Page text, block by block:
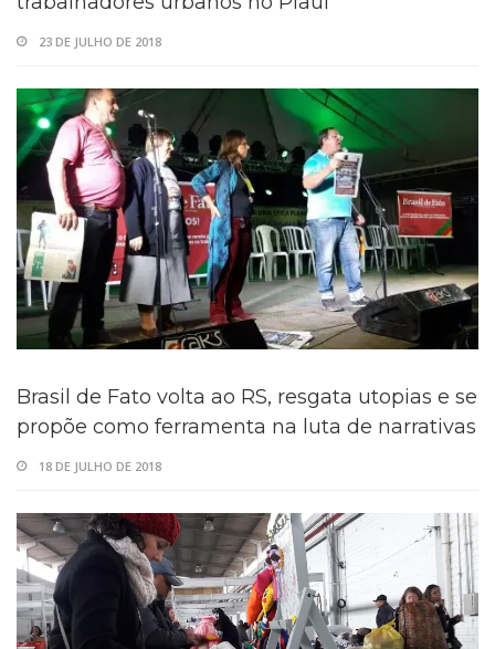
23 DE JULHO DE 2018
Brasil de Fato volta ao RS, resgata utopias e se
propõe como ferramenta na luta de narrativas
18 DE JULHO DE 2018